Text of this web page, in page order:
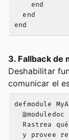
    end
  end
3. Fallback de
Deshabilitar
comunicar el
defmodule
@moduledoc
Rastrea
y provee